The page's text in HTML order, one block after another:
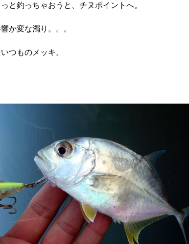
と釣っちゃおうと、チヌポイントへ。
か変な濁り。。。
つものメッキ。